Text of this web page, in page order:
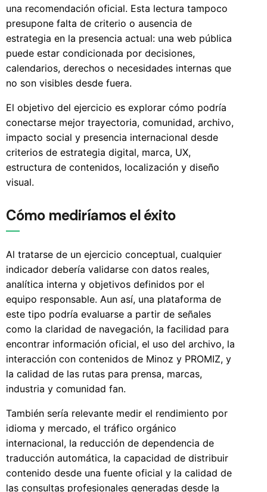
una recomendación oficial. Esta lectura tampoco
presupone falta de criterio o ausencia de
estrategia en la presencia actual: una web pública
puede estar condicionada por decisiones,
calendarios, derechos o necesidades internas que
no son visibles desde fuera.
El objetivo del ejercicio es explorar cómo podría
conectarse mejor trayectoria, comunidad, archivo,
impacto social y presencia internacional desde
criterios de estrategia digital, marca, UX,
estructura de contenidos, localización y diseño
visual.
Cómo mediríamos el éxito
Al tratarse de un ejercicio conceptual, cualquier
indicador debería validarse con datos reales,
analítica interna y objetivos definidos por el
equipo responsable. Aun así, una plataforma de
este tipo podría evaluarse a partir de señales
como la claridad de navegación, la facilidad para
encontrar información oficial, el uso del archivo, la
interacción con contenidos de Minoz y PROMIZ, y
la calidad de las rutas para prensa, marcas,
industria y comunidad fan.
También sería relevante medir el rendimiento por
idioma y mercado, el tráfico orgánico
internacional, la reducción de dependencia de
traducción automática, la capacidad de distribuir
contenido desde una fuente oficial y la calidad de
las consultas profesionales generadas desde la